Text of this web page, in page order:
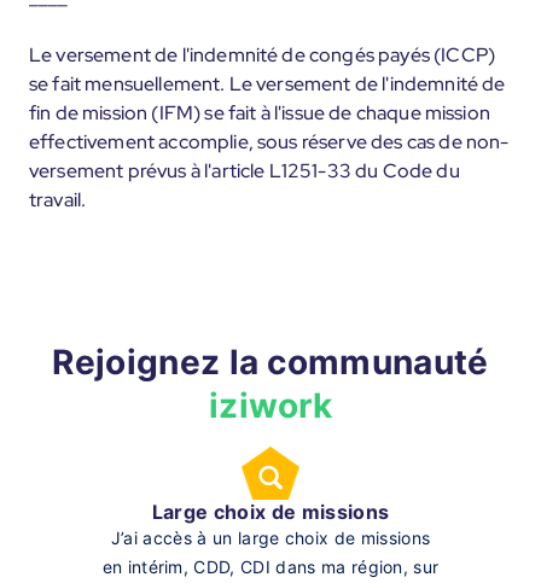
Le versement de l'indemnité de congés payés (ICCP)
se fait mensuellement. Le versement de l'indemnité de
fin de mission (IFM) se fait à l'issue de chaque mission
effectivement accomplie, sous réserve des cas de non-
versement prévus à l'article L1251-33 du Code du
travail.
Rejoignez la communauté
iziwork
Large choix de missions
J’ai accès à un large choix de missions
en intérim, CDD, CDI dans ma région, sur